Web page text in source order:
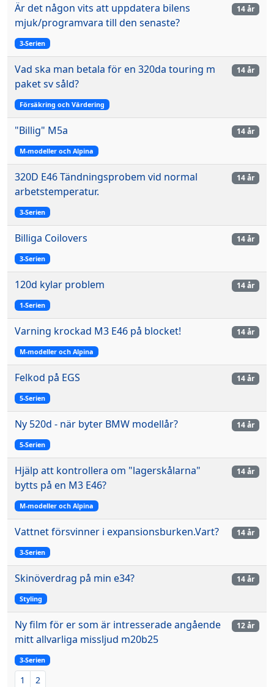
Är det någon vits att uppdatera bilens
mjuk/programvara till den senaste?
3-Serien
14 år
Vad ska man betala för en 320da touring m
paket sv såld?
Försäkring och Värdering
14 år
"Billig" M5a
M-modeller och Alpina
14 år
320D E46 Tändningsprobem vid normal
arbetstemperatur.
3-Serien
14 år
Billiga Coilovers
3-Serien
14 år
120d kylar problem
1-Serien
14 år
Varning krockad M3 E46 på blocket!
M-modeller och Alpina
14 år
Felkod på EGS
5-Serien
14 år
Ny 520d - när byter BMW modellår?
5-Serien
14 år
Hjälp att kontrollera om "lagerskålarna"
bytts på en M3 E46?
M-modeller och Alpina
14 år
Vattnet försvinner i expansionsburken.Vart?
3-Serien
14 år
Skinöverdrag på min e34?
Styling
14 år
Ny film för er som är intresserade angående
mitt allvarliga missljud m20b25
3-Serien
1 2
12 år